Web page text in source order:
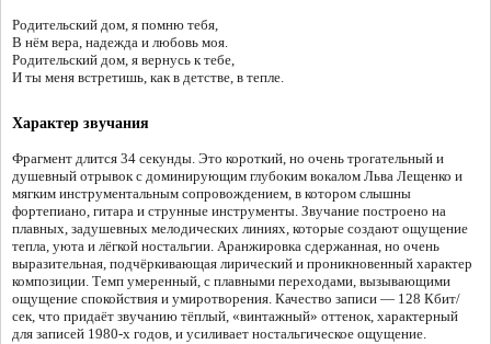
Родительский дом, я помню тебя,
В нём вера, надежда и любовь моя.
Родительский дом, я вернусь к тебе,
И ты меня встретишь, как в детстве, в тепле.
Характер звучания
Фрагмент длится 34 секунды. Это короткий, но очень трогательный и
душевный отрывок с доминирующим глубоким вокалом Льва Лещенко и
мягким инструментальным сопровождением, в котором слышны
фортепиано, гитара и струнные инструменты. Звучание построено на
плавных, задушевных мелодических линиях, которые создают ощущение
тепла, уюта и лёгкой ностальгии. Аранжировка сдержанная, но очень
выразительная, подчёркивающая лирический и проникновенный характер
композиции. Темп умеренный, с плавными переходами, вызывающими
ощущение спокойствия и умиротворения. Качество записи — 128 Кбит/
сек, что придаёт звучанию тёплый, «винтажный» оттенок, характерный
для записей 1980-х годов, и усиливает ностальгическое ощущение.